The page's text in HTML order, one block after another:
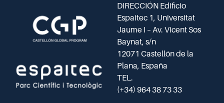
DIRECCIÓN Edificio
Espaitec 1, Universitat
Jaume I – Av. Vicent Sos
Baynat, s/n
12071 Castellón de la
Plana, España
TEL.
(+34) 964 38 73 33